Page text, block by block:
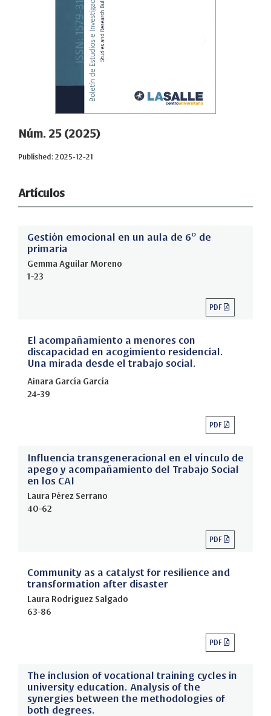
Núm. 25 (2025)
Published: 2025-12-21
Artículos
Gestión emocional en un aula de 6º de
primaria
Gemma Aguilar Moreno
1-23
PDF
El acompañamiento a menores con
discapacidad en acogimiento residencial.
Una mirada desde el trabajo social.
Ainara García García
24-39
PDF
Influencia transgeneracional en el vínculo de
apego y acompañamiento del Trabajo Social
en los CAI
Laura Pérez Serrano
40-62
PDF
Community as a catalyst for resilience and
transformation after disaster
Laura Rodriguez Salgado
63-86
PDF
The inclusion of vocational training cycles in
university education. Analysis of the
synergies between the methodologies of
both degrees.